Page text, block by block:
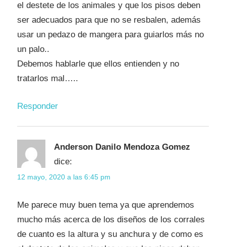
el destete de los animales y que los pisos deben
ser adecuados para que no se resbalen, además
usar un pedazo de mangera para guiarlos más no
un palo..
Debemos hablarle que ellos entienden y no
tratarlos mal…..
Responder
Anderson Danilo Mendoza Gomez
dice:
12 mayo, 2020 a las 6:45 pm
Me parece muy buen tema ya que aprendemos
mucho más acerca de los diseños de los corrales
de cuanto es la altura y su anchura y de como es